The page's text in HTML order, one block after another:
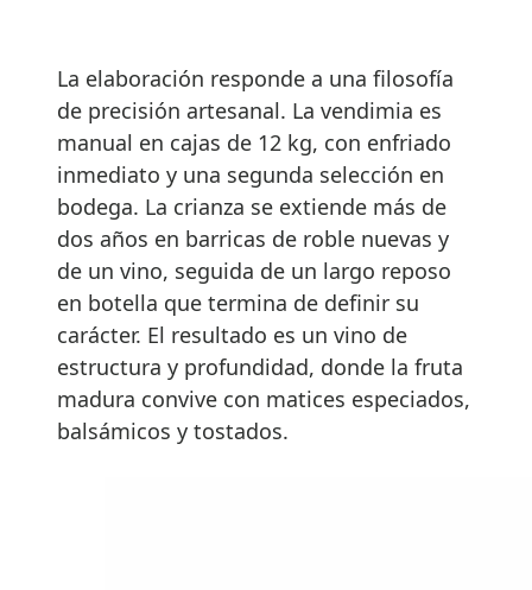
La elaboración responde a una filosofía
de precisión artesanal. La vendimia es
manual en cajas de 12 kg, con enfriado
inmediato y una segunda selección en
bodega. La crianza se extiende más de
dos años en barricas de roble nuevas y
de un vino, seguida de un largo reposo
en botella que termina de definir su
carácter. El resultado es un vino de
estructura y profundidad, donde la fruta
madura convive con matices especiados,
balsámicos y tostados.